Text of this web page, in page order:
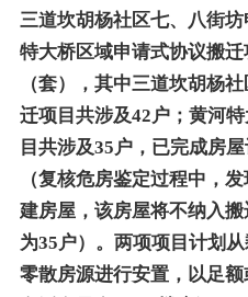
三道坎胡杨社区七、八街
特大桥区域申请式协议搬
（套），其中三道坎胡杨
迁项目共涉及42户；黄河
目共涉及35户，已完成房
（复核危房鉴定过程中，
建房屋，该房屋将不纳入
为35户）。两项项目计划
零散房源进行安置，以足